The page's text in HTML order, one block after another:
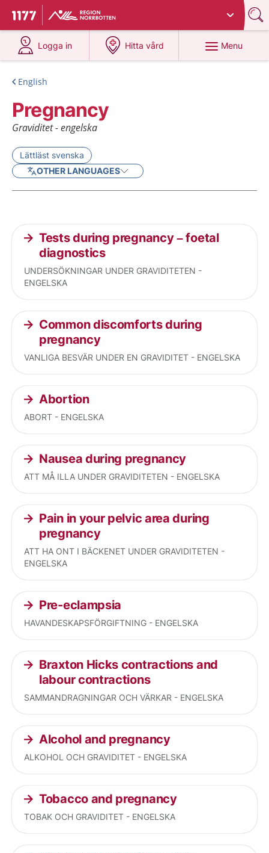
To start page for 1177
Du har valt region
Logga in
at 1177.se
Hitta vård
at 1177.se
Menu
English
Pregnancy
Graviditet - engelska
Lättläst svenska
OTHER LANGUAGES
Current articles
Tests during pregnancy – foetal
diagnostics
UNDERSÖKNINGAR UNDER GRAVIDITETEN -
ENGELSKA
Common discomforts during
pregnancy
VANLIGA BESVÄR UNDER EN GRAVIDITET - ENGELSKA
Abortion
ABORT - ENGELSKA
Nausea during pregnancy
ATT MÅ ILLA UNDER GRAVIDITETEN - ENGELSKA
Pain in your pelvic area during
pregnancy
ATT HA ONT I BÄCKENET UNDER GRAVIDITETEN -
ENGELSKA
Pre-eclampsia
HAVANDESKAPSFÖRGIFTNING - ENGELSKA
Braxton Hicks contractions and
labour contractions
SAMMANDRAGNINGAR OCH VÄRKAR - ENGELSKA
Alcohol and pregnancy
ALKOHOL OCH GRAVIDITET - ENGELSKA
Tobacco and pregnancy
TOBAK OCH GRAVIDITET - ENGELSKA